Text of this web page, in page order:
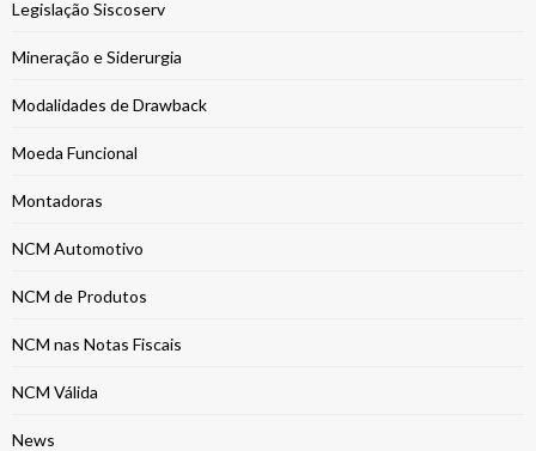
Legislação Siscoserv
Mineração e Siderurgia
Modalidades de Drawback
Moeda Funcional
Montadoras
NCM Automotivo
NCM de Produtos
NCM nas Notas Fiscais
NCM Válida
News